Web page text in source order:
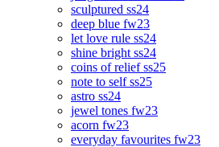
sculptured ss24
deep blue fw23
let love rule ss24
shine bright ss24
coins of relief ss25
note to self ss25
astro ss24
jewel tones fw23
acorn fw23
everyday favourites fw23